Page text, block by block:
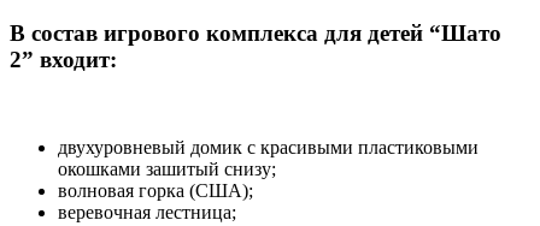
В состав игрового комплекса для детей “Шато
2” входит:
двухуровневый домик с красивыми пластиковыми
окошками зашитый снизу;
волновая горка (США);
веревочная лестница;